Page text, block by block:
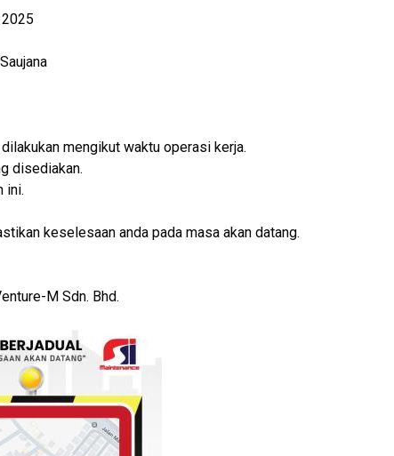
mengikut waktu operasi kerja.
disediakan.
ini.
keselesaan anda pada masa akan datang.
M Sdn. Bhd.